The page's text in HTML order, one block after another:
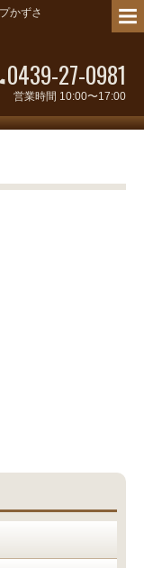
かずさ
0439-27-0981
営業時間 10:00〜17:00